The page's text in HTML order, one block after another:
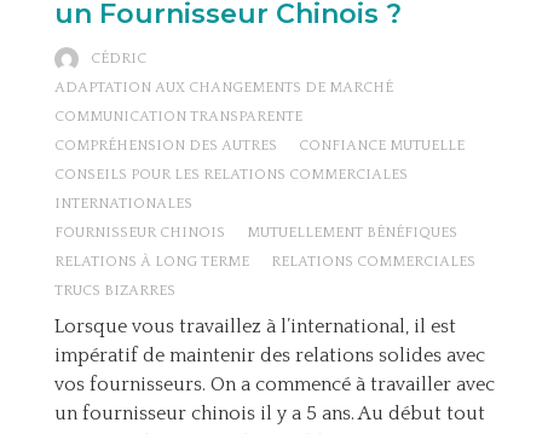
un Fournisseur Chinois ?
CÉDRIC
ADAPTATION AUX CHANGEMENTS DE MARCHÉ
COMMUNICATION TRANSPARENTE
COMPRÉHENSION DES AUTRES
CONFIANCE MUTUELLE
CONSEILS POUR LES RELATIONS COMMERCIALES
INTERNATIONALES
FOURNISSEUR CHINOIS
MUTUELLEMENT BÉNÉFIQUES
RELATIONS À LONG TERME
RELATIONS COMMERCIALES
TRUCS BIZARRES
Lorsque vous travaillez à l’international, il est
impératif de maintenir des relations solides avec
vos fournisseurs. On a commencé à travailler avec
un fournisseur chinois il y a 5 ans. Au début tout